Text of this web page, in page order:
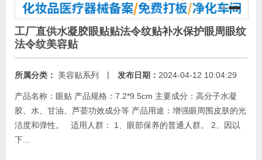
工厂直供水凝胶眼贴贴法令纹贴补水保护眼周眼纹
法令纹美容贴
所属分类： 美容贴系列 | 发布日期： 2024-04-12 10:04:29
产品名称：眼贴 产品规格：7.2*9.5cm 主要成分：高分子水凝
胶、水、甘油、芦荟功效成分等 产品用途：增强眼周围皮肤的光
洁度和弹性。 适用人群： 1、眼部保养的普通人群。 2、因以
下...